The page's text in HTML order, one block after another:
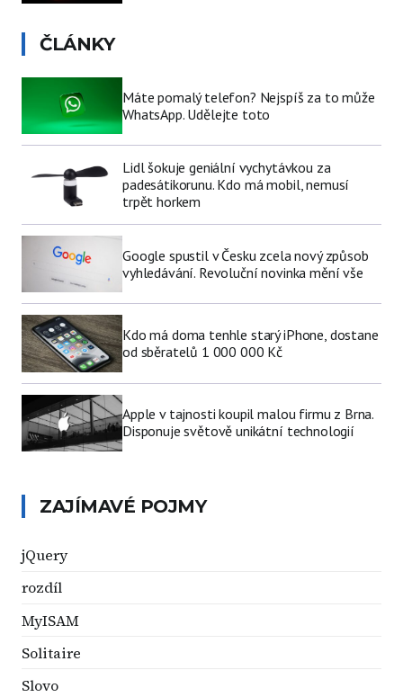
ČLÁNKY
Máte pomalý telefon? Nejspíš za to může
WhatsApp. Udělejte toto
Lidl šokuje geniální vychytávkou za
padesátikorunu. Kdo má mobil, nemusí
trpět horkem
Google spustil v Česku zcela nový způsob
vyhledávání. Revoluční novinka mění vše
Kdo má doma tenhle starý iPhone, dostane
od sběratelů 1 000 000 Kč
Apple v tajnosti koupil malou firmu z Brna.
Disponuje světově unikátní technologií
ZAJÍMAVÉ POJMY
jQuery
rozdíl
MyISAM
Solitaire
Slovo